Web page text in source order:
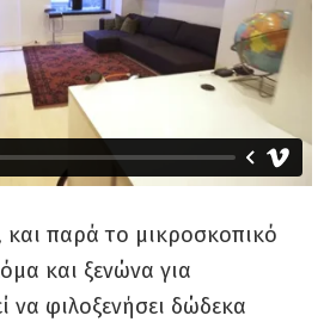
και παρά το μικροσκοπικό
και ξενώνα για
να φιλοξενήσει δώδεκα